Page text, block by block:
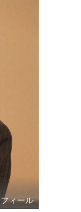
ィール